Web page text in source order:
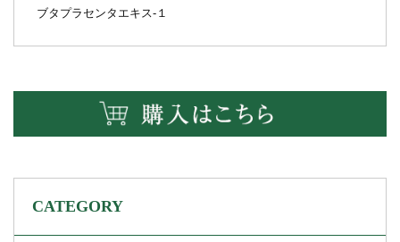
ブタプラセンタエキス‐１
CATEGORY